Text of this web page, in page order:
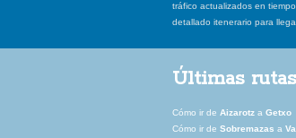
tráfico actualizados en
detallado itenerario para
Últimas
Cómo ir de Aizarotz a Getxo
Cómo ir de Sobremazas a